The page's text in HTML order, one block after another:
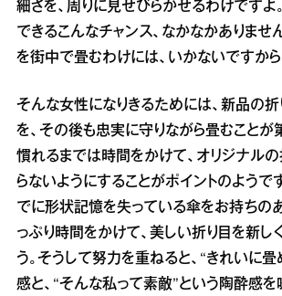
細さを、周りに見せびらかせるわけですよ
できるこんなチャンス、なかなかありませ
を街中で畳むわけには、いかないですから
そんな女性になりきるためには、新品の折
を、その後も忠実に守りながら畳むことが
慣れるまでは時間をかけて、オリジナル
らないようにすることがポイントのようで
でに形状記憶を失っている傘をお持ちの
っぷり時間をかけて、美しい折り目を新し
う。そうして努力を重ねると、“きれいに
感と、“そんな私って素敵”という陶酔感を